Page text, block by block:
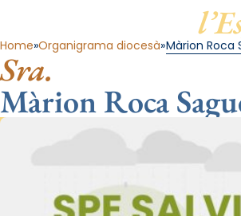
Home Organigrama diocesà Màrion Roca
Sra.
Màrion Roca